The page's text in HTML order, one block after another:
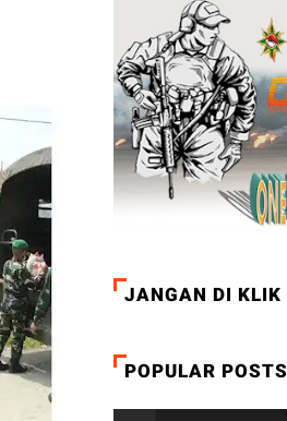
JANGAN DI KLIK
POPULAR POSTS